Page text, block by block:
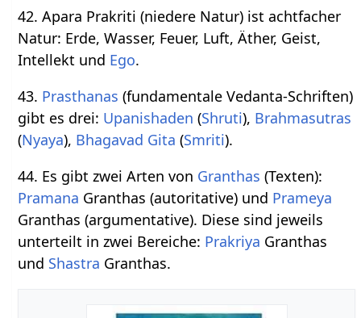
42. Apara Prakriti (niedere Natur) ist achtfacher
Natur: Erde, Wasser, Feuer, Luft, Äther, Geist,
Intellekt und Ego.
43. Prasthanas (fundamentale Vedanta-Schriften)
gibt es drei: Upanishaden (Shruti), Brahmasutras
(Nyaya), Bhagavad Gita (Smriti).
44. Es gibt zwei Arten von Granthas (Texten):
Pramana Granthas (autoritative) und Prameya
Granthas (argumentative). Diese sind jeweils
unterteilt in zwei Bereiche: Prakriya Granthas
und Shastra Granthas.